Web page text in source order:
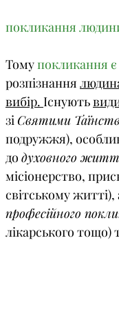
покликання
Тому покликання є
розпізнання
вибір. Існують
зі Святими
подружжя),
до духовного
місіонерство,
світському житті),
професійного
лікарського тощо)